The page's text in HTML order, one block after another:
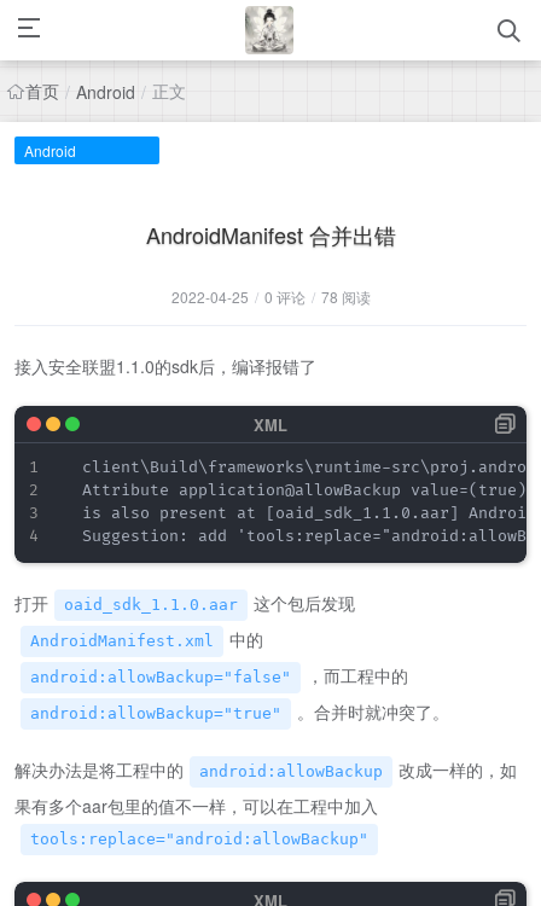
首页 / Android / 正文
Android
AndroidManifest 合并出错
2022-04-25 / 0 评论 / 78 阅读
接入安全联盟1.1.0的sdk后，编译报错了
Suggestion: add
打开 oaid_sdk_1.1.0.aar 这个包后发现
AndroidManifest.xml 中的
android:allowBackup="false" ，而工程中的
android:allowBackup="true" 。合并时就冲突了。
解决办法是将工程中的 android:allowBackup
改成一样的，如
果有多个aar包里的值不一样，可以在工程中加入
tools:replace="android:allowBackup"